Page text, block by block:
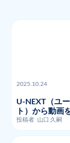
2025.10.24
U-NEXT（ユ
ト）から動画
く画面録画・
ドする方法を
説
投稿者 山口 久嗣